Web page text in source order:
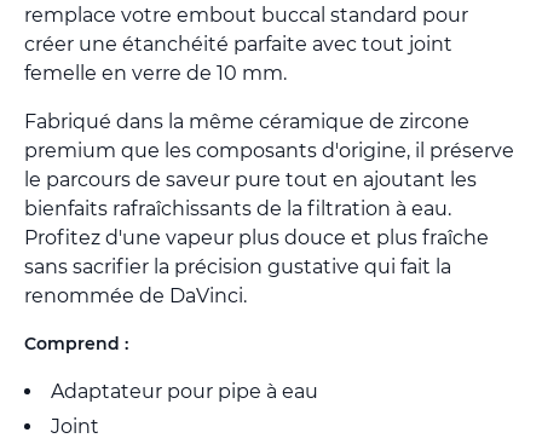
remplace votre embout buccal standard pour
créer une étanchéité parfaite avec tout joint
femelle en verre de 10 mm.
Fabriqué dans la même céramique de zircone
premium que les composants d'origine, il préserve
le parcours de saveur pure tout en ajoutant les
bienfaits rafraîchissants de la filtration à eau.
Profitez d'une vapeur plus douce et plus fraîche
sans sacrifier la précision gustative qui fait la
renommée de DaVinci.
Comprend :
Adaptateur pour pipe à eau
Joint